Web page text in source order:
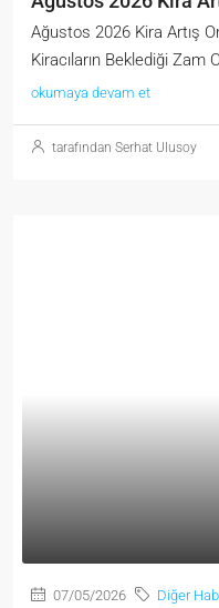
Ağustos 2026 Kira Artış
Kiracıların Beklediği Zam
okumaya devam et
tarafından Serhat Ulusoy
07/05/2026 Diğer